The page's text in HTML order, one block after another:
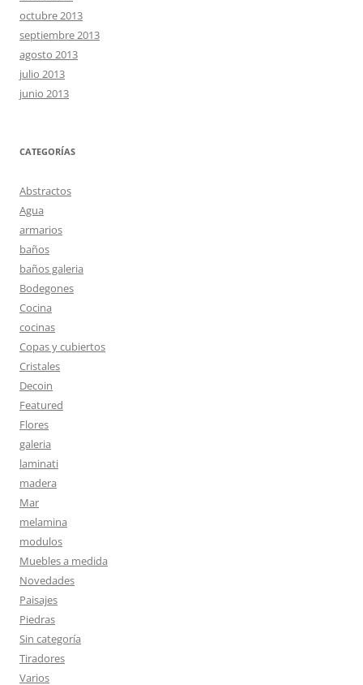
octubre 2013
septiembre 2013
agosto 2013
julio 2013
junio 2013
CATEGORÍAS
Abstractos
Agua
armarios
baños
baños galeria
Bodegones
Cocina
cocinas
Copas y cubiertos
Cristales
Decoin
Featured
Flores
galeria
laminati
madera
Mar
melamina
modulos
Muebles a medida
Novedades
Paisajes
Piedras
Sin categoría
Tiradores
Varios